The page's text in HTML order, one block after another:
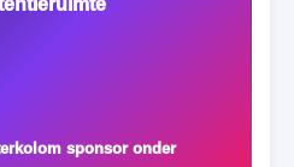
sponsor onder